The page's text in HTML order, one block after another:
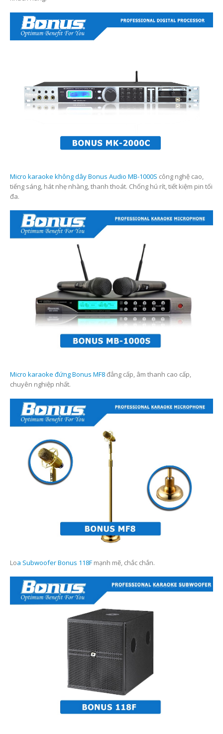
Micro karaoke không dây Bonus Audio MB-1000S công nghệ cao,
tiếng sáng, hát nhẹ nhàng, thanh thoát. Chống hú rít, tiết kiệm pin tối
đa.
Micro karaoke đứng Bonus MF8đẳng cấp, âm thanh cao cấp,
chuyên nghiệp nhất.
Loa Subwoofer Bonus 118F mạnh mẽ, chắc chắn.